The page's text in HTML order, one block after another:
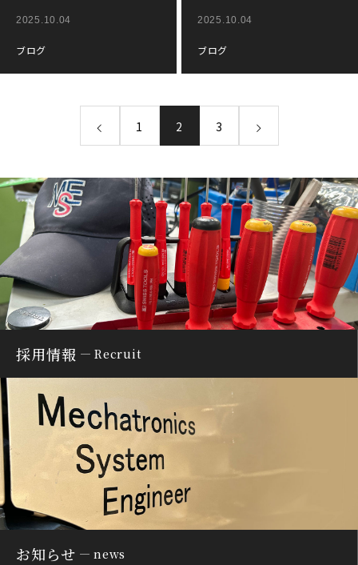
2025.10.04
ブログ
2025.10.04
ブログ
1 2 3
採用情報 Recruit
お知らせ news